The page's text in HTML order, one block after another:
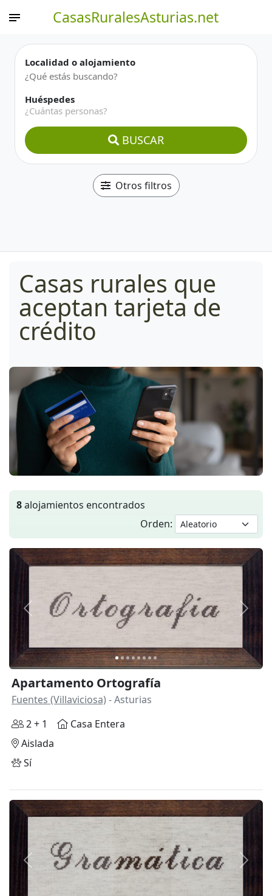
CasasRuralesAsturias.net
Localidad o alojamiento
Huéspedes
¿Cuántas personas?
BUSCAR
Otros filtros
Casas rurales que
aceptan tarjeta de
crédito
8alojamientos encontrados
Orden:
Anterior
Apartamento Ortografía
Fuentes (Villaviciosa) - Asturias
2 + 1
Casa Entera
Aislada
Sí
Anterior